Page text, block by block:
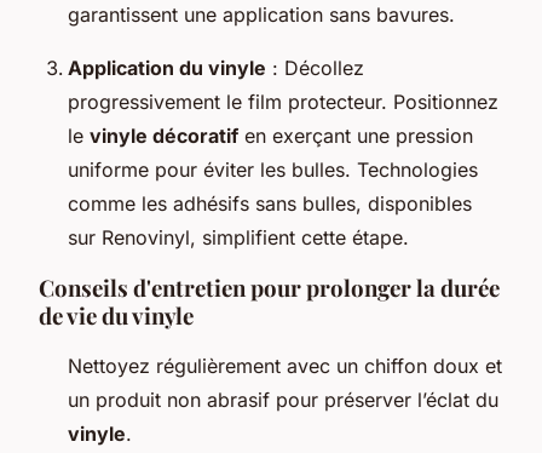
garantissent une application sans bavures.
Application du vinyle : Décollez
progressivement le film protecteur. Positionnez
le vinyle décoratifen exerçant une pression
uniforme pour éviter les bulles. Technologies
comme les adhésifs sans bulles, disponibles
sur Renovinyl, simplifient cette étape.
Conseils d'entretien pour prolonger la durée
de vie du vinyle
Nettoyez régulièrement avec un chiffon doux et
un produit non abrasif pour préserver l’éclat du
vinyle.